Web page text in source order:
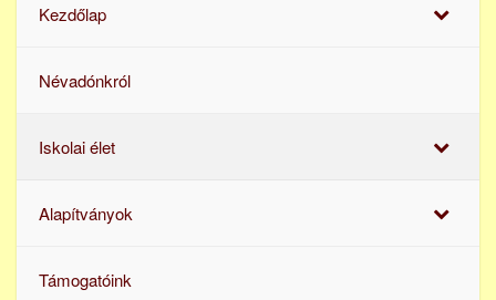
Kezdőlap
Névadónkról
Iskolai élet
Alapítványok
Támogatóink